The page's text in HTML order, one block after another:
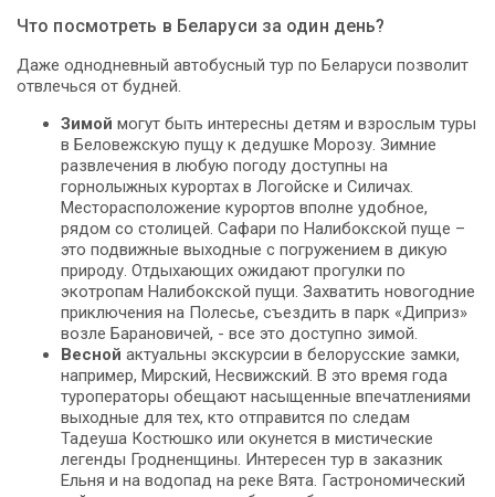
Что посмотреть в Беларуси за один день?
Даже однодневный автобусный тур по Беларуси позволит
отвлечься от будней.
Зимой могут быть интересны детям и взрослым туры
в Беловежскую пущу к дедушке Морозу. Зимние
развлечения в любую погоду доступны на
горнолыжных курортах в Логойске и Силичах.
Месторасположение курортов вполне удобное,
рядом со столицей. Сафари по Налибокской пуще –
это подвижные выходные с погружением в дикую
природу. Отдыхающих ожидают прогулки по
экотропам Налибокской пущи. Захватить новогодние
приключения на Полесье, съездить в парк «Диприз»
возле Барановичей, - все это доступно зимой.
Весной актуальны экскурсии в белорусские замки,
например, Мирский, Несвижский. В это время года
туроператоры обещают насыщенные впечатлениями
выходные для тех, кто отправится по следам
Тадеуша Костюшко или окунется в мистические
легенды Гродненщины. Интересен тур в заказник
Ельня и на водопад на реке Вята. Гастрономический